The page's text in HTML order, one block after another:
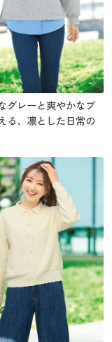
グレーと爽やかなブ
る、凛とした日常の